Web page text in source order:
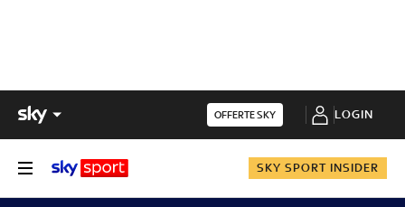
OFFERTE SKY LOGIN
SKY SPORT INSIDER